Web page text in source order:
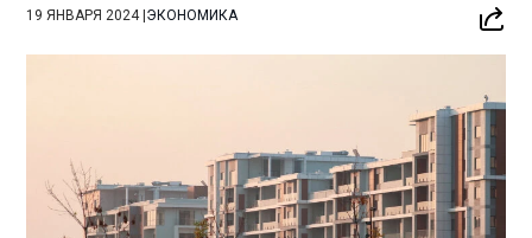
19 ЯНВАРЯ 2024|ЭКОНОМИКА